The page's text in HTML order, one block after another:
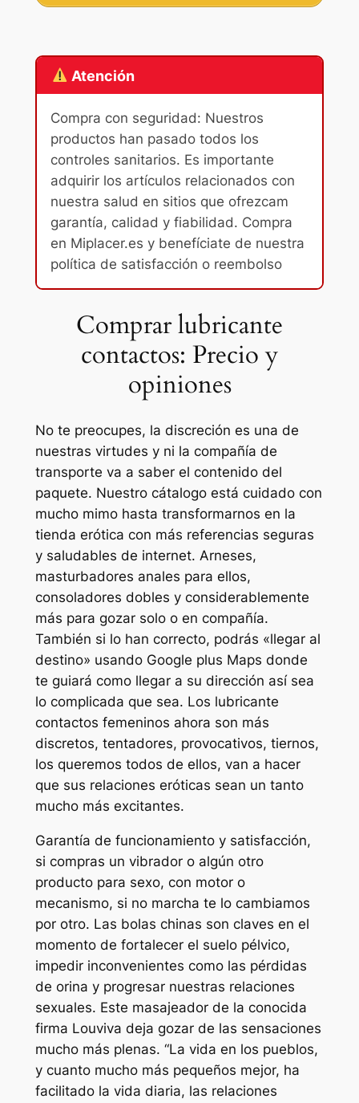
Atención
Compra con seguridad: Nuestros
productos han pasado todos los
controles sanitarios. Es importante
adquirir los artículos relacionados con
nuestra salud en sitios que ofrezcam
garantía, calidad y fiabilidad. Compra
en Miplacer.es y benefíciate de nuestra
política de satisfacción o reembolso
Comprar lubricante
contactos: Precio y
opiniones
No te preocupes, la discreción es una de
nuestras virtudes y ni la compañía de
transporte va a saber el contenido del
paquete. Nuestro cátalogo está cuidado con
mucho mimo hasta transformarnos en la
tienda erótica con más referencias seguras
y saludables de internet. Arneses,
masturbadores anales para ellos,
consoladores dobles y considerablemente
más para gozar solo o en compañía.
También si lo han correcto, podrás «llegar al
destino» usando Google plus Maps donde
te guiará como llegar a su dirección así sea
lo complicada que sea. Los lubricante
contactos femeninos ahora son más
discretos, tentadores, provocativos, tiernos,
los queremos todos de ellos, van a hacer
que sus relaciones eróticas sean un tanto
mucho más excitantes.
Garantía de funcionamiento y satisfacción,
si compras un vibrador o algún otro
producto para sexo, con motor o
mecanismo, si no marcha te lo cambiamos
por otro. Las bolas chinas son claves en el
momento de fortalecer el suelo pélvico,
impedir inconvenientes como las pérdidas
de orina y progresar nuestras relaciones
sexuales. Este masajeador de la conocida
firma Louviva deja gozar de las sensaciones
mucho más plenas. “La vida en los pueblos,
y cuanto mucho más pequeños mejor, ha
facilitado la vida diaria, las relaciones